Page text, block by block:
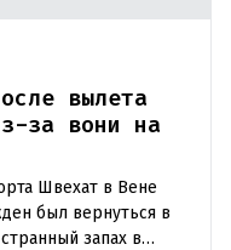
вылета
за вони на
Швехат в Вене
был вернуться в
запах в